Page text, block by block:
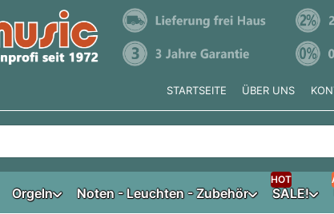
STARTSEITE ÜBER UNS
Sie tippen, erscheinen automatisch erste
Orgeln Noten - Leuchten - Zubehör SALE!
HOT